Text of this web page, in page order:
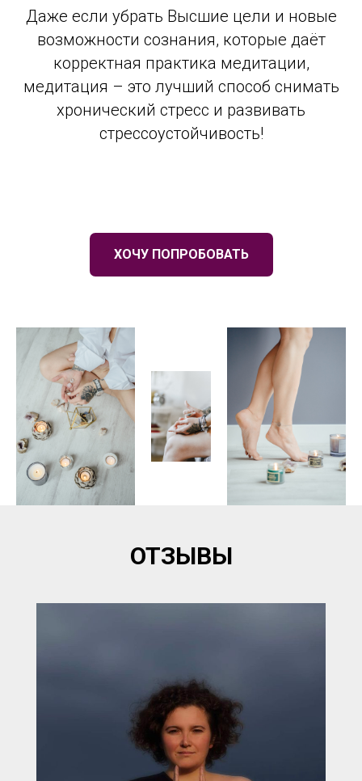
Даже если убрать Высшие цели и новые
возможности сознания, которые даёт
корректная практика медитации,
медитация – это лучший способ снимать
хронический стресс и развивать
стрессоустойчивость!
ХОЧУ ПОПРОБОВАТЬ
ОТЗЫВЫ